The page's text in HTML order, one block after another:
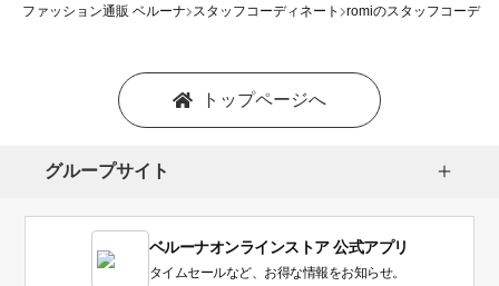
ファッション通販 ベルーナ スタッフコーディネート romiのスタッフコーディ
トップページへ
グループサイト
ベルーナオンラインストア 公式アプリ
タイムセールなど、お得な情報をお知らせ。